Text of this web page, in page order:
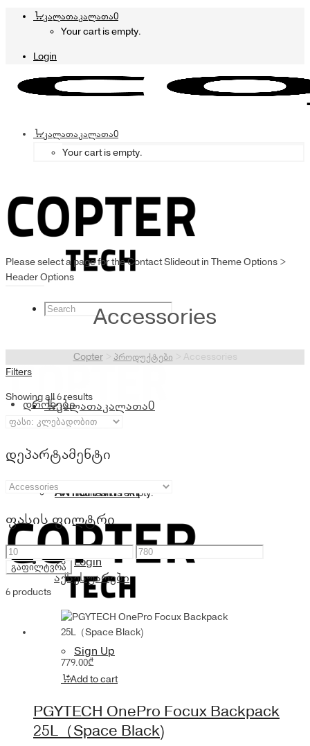
კალათაკალათა0
Your cart is empty.
Login
კალათაკალათა0
Your cart is empty.
კალათაკალათა0
Your cart is empty.
Login
Sign Up
დრონები
ANTIGRAVITY A1
აქსესუარები
Please select a page for the Contact Slideout in Theme Options >
Header Options
Accessories
Copter> პროდუქტები
Accessories
Filters
Showing all 6 results
დეპარტამენტი
ფასის ფილტრი
მინიმალური
ფასი
მაქსიმალური
ფასი
გაფილტვრა
6 products
779.00₾
Add to cart
PGYTECH OnePro Focux Backpack
25L（Space Black)